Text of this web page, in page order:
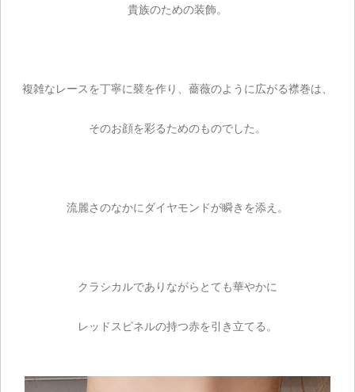
貴族のための装飾。
複雑なレースを丁寧に襞を作り、薔薇のように広がる襟巻は、
そのお顔を彩るためのものでした。
流麗さのなかにダイヤモンドが瞬きを添え。
クラシカルでありながらとても華やかに
レッドスピネルの持つ赤を引き立てる。
ご注文手続き
お買い物を続ける